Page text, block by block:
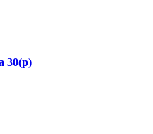
30(р)